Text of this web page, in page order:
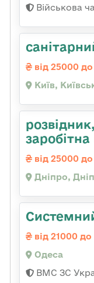
Військова
від 25000
Київ,
заробітна
від 25000
Дніпро,
від 21000
Одеса
ВМС ЗС